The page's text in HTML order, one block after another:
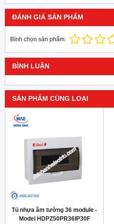
ĐÁNH GIÁ SẢN PHẨM
Bình chọn sản phẩm:
BÌNH LUẬN
SẢN PHẨM CÙNG LOẠI
Tủ nhựa âm tường 36 module -
Model HDPZ50PR36IP30F